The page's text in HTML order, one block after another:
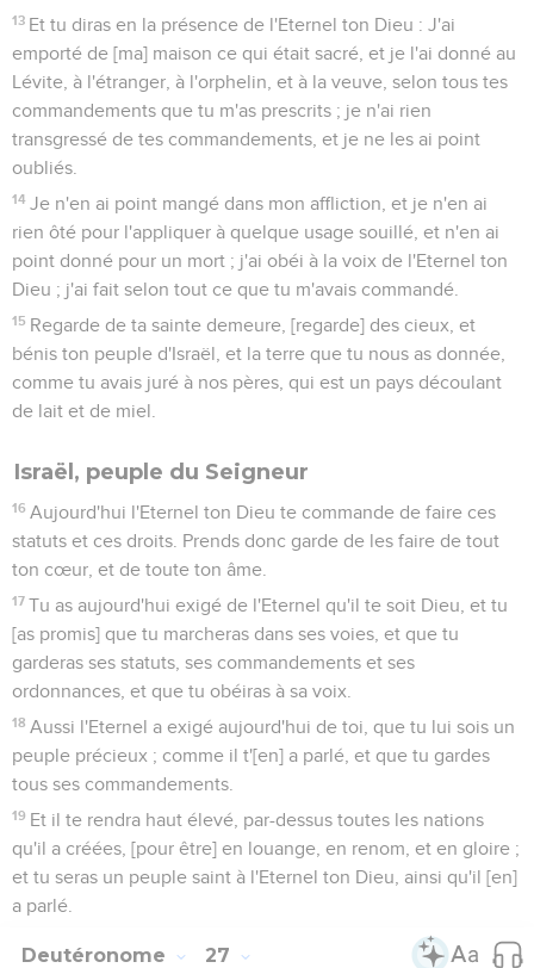
13 Et tu diras en la présence de l'Eternel ton Dieu : J'ai
emporté de [ma] maison ce qui était sacré, et je l'ai donné au
Lévite, à l'étranger, à l'orphelin, et à la veuve, selon tous tes
commandements que tu m'as prescrits ; je n'ai rien
transgressé de tes commandements, et je ne les ai point
oubliés.
14 Je n'en ai point mangé dans mon affliction, et je n'en ai
rien ôté pour l'appliquer à quelque usage souillé, et n'en ai
point donné pour un mort ; j'ai obéi à la voix de l'Eternel ton
Dieu ; j'ai fait selon tout ce que tu m'avais commandé.
15 Regarde de ta sainte demeure, [regarde] des cieux, et
bénis ton peuple d'Israël, et la terre que tu nous as donnée,
comme tu avais juré à nos pères, qui est un pays découlant
de lait et de miel.
Israël, peuple du Seigneur
16 Aujourd'hui l'Eternel ton Dieu te commande de faire ces
statuts et ces droits. Prends donc garde de les faire de tout
ton cœur, et de toute ton âme.
17 Tu as aujourd'hui exigé de l'Eternel qu'il te soit Dieu, et tu
[as promis] que tu marcheras dans ses voies, et que tu
garderas ses statuts, ses commandements et ses
ordonnances, et que tu obéiras à sa voix.
18 Aussi l'Eternel a exigé aujourd'hui de toi, que tu lui sois un
peuple précieux ; comme il t'[en] a parlé, et que tu gardes
tous ses commandements.
19 Et il te rendra haut élevé, par-dessus toutes les nations
qu'il a créées, [pour être] en louange, en renom, et en gloire ;
et tu seras un peuple saint à l'Eternel ton Dieu, ainsi qu'il [en]
a parlé.
Deutéronome 27